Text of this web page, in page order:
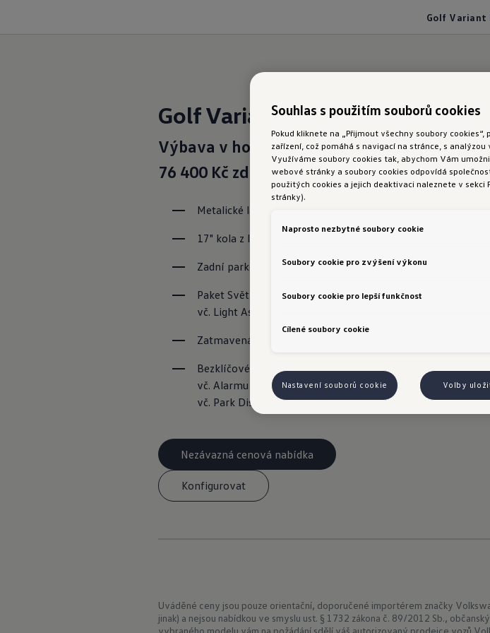
Golf Variant
Golf Variant People
Výbava v hodnotě
76 400 Kč zdarma:
Metalické lakování
17" kola z lehké slitiny
Zadní parkovací kamera
Paket Světla a výhled
vč. Light Assist
Zatmavená zadní okna
Bezklíčové odemykání a zamykání
vč. Alarmu & Park Assist Pro
vč. Park Distance Control a Car2X
Nezávazná cenová nabídka
Konfigurovat
Uváděné ceny jsou pouze orientační, doporučené importérem značky
jinak) a nejsou nabídkou ve smyslu ust. § 1732 zákona č. 89/2012 Sb.,
vybraného modelu vám na požádání sdělí váš autorizovaný prodejce vozů
Souhlas s použitím souborů cookies
Pokud kliknete na „Přijmout všechny soubory
zařízení, což pomáhá s navigací na stránce, s
Využíváme soubory cookies tak, abychom Vám
webové stránky a soubory cookies odpovídá
použitých cookies a jejich deaktivaci naleznete v sekci
stránky).
Naprosto nezbytné soubory cookie
Soubory cookie pro zvýšení výkonu
Soubory cookie pro lepší funkčnost
Cílené soubory cookie
Nastavení souborů cookie Volby